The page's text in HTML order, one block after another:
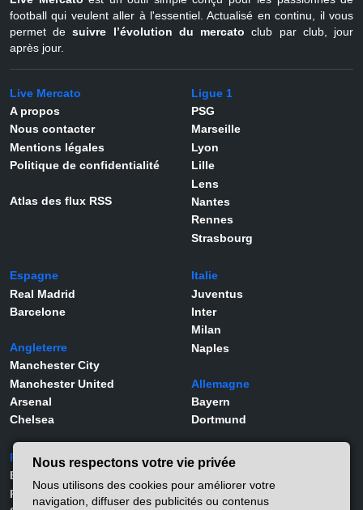
football qui veulent aller à l'essentiel. Actualisé en continu, il vous
permet desuivre l’évolution du mercato club par club, jour
après jour.
Live Mercato
A propos
Nous contacter
Mentions légales
Politique de confidentialité
Atlas des flux RSS
Ligue 1
PSG
Marseille
Lyon
Lille
Lens
Nantes
Rennes
Strasbourg
Espagne
Real Madrid
Barcelone
Angleterre
Manchester City
Manchester United
Arsenal
Chelsea
Italie
Juventus
Inter
Milan
Naples
Allemagne
Bayern
Dortmund
Portugal
Benfica
Porto
Joueurs
Nous respectons votre vie privée
Nous utilisons des cookies pour améliorer votre
navigation, diffuser des publicités ou contenus